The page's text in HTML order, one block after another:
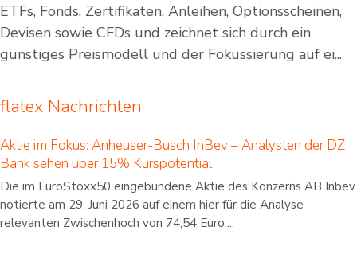
ETFs, Fonds, Zertifikaten, Anleihen, Optionsscheinen,
Devisen sowie CFDs und zeichnet sich durch ein
günstiges Preismodell und der Fokussierung auf ei...
flatex Nachrichten
Aktie im Fokus: Anheuser-Busch InBev – Analysten der DZ
Bank sehen über 15% Kurspotential
Die im EuroStoxx50 eingebundene Aktie des Konzerns AB Inbev
notierte am 29. Juni 2026 auf einem hier für die Analyse
relevanten Zwischenhoch von 74,54 Euro....